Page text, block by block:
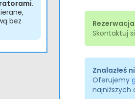
bez
Skontaktuj
Znalazłeś
Oferujemy
najniższych